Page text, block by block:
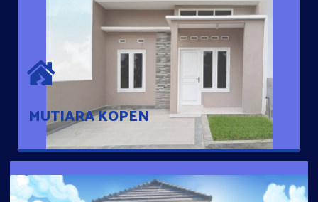
MUTIARA KOPEN
MUTIARA KOPEN
Hunian nyaman dengan suasana pedesaan. 10 menit dari pusat
kota, 2 menit dari Ring Road